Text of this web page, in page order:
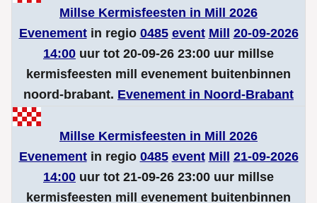
Millse Kermisfeesten in Mill 2026
Evenementin regio 0485 event Mill
20-09-2026
14:00 uur tot 20-09-26 23:00 uur millse
kermisfeesten mill evenement buitenbinnen
noord-brabant. Evenement in Noord-Brabant
Millse Kermisfeesten in Mill 2026
Evenementin regio 0485 event Mill
21-09-2026
14:00 uur tot 21-09-26 23:00 uur millse
kermisfeesten mill evenement buitenbinnen